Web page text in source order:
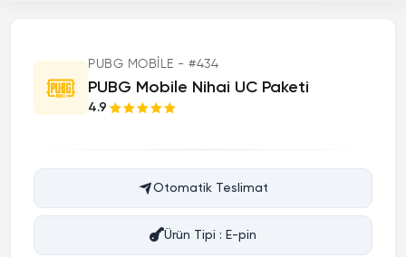
PUBG MOBILE - #434
PUBG Mobile Nihai UC Paketi
4.9
Otomatik Teslimat
Ürün Tipi : E-pin